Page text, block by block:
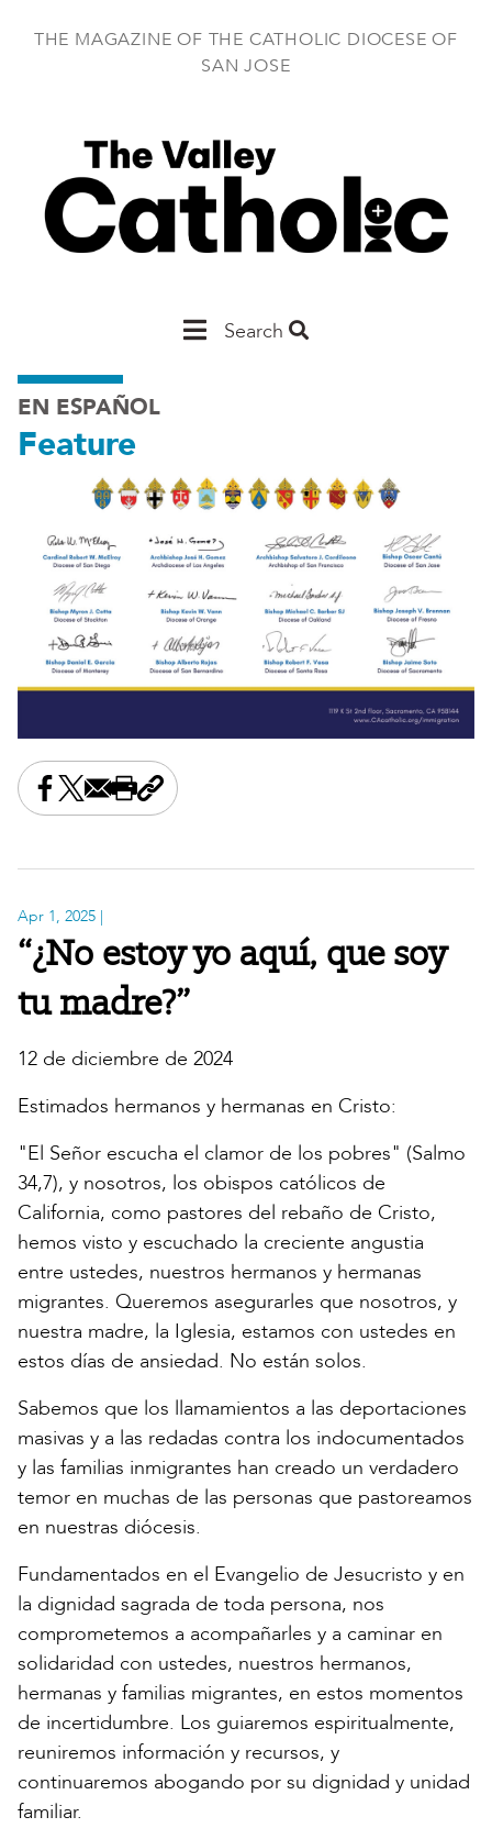
THE MAGAZINE OF THE CATHOLIC DIOCESE OF
SAN JOSE
MainSearch
EN ESPAÑOL
Feature
Share this on Facebook
Share this on X
Share this by email
Print this page
Copy the page address
Apr 1, 2025 |
“¿No estoy yo aquí, que soy
tu madre?”
12 de diciembre de 2024
Estimados hermanos y hermanas en Cristo:
"El Señor escucha el clamor de los pobres" (Salmo
34,7), y nosotros, los obispos católicos de
California, como pastores del rebaño de Cristo,
hemos visto y escuchado la creciente angustia
entre ustedes, nuestros hermanos y hermanas
migrantes. Queremos asegurarles que nosotros, y
nuestra madre, la Iglesia, estamos con ustedes en
estos días de ansiedad. No están solos.
Sabemos que los llamamientos a las deportaciones
masivas y a las redadas contra los indocumentados
y las familias inmigrantes han creado un verdadero
temor en muchas de las personas que pastoreamos
en nuestras diócesis.
Fundamentados en el Evangelio de Jesucristo y en
la dignidad sagrada de toda persona, nos
comprometemos a acompañarles y a caminar en
solidaridad con ustedes, nuestros hermanos,
hermanas y familias migrantes, en estos momentos
de incertidumbre. Los guiaremos espiritualmente,
reuniremos información y recursos, y
continuaremos abogando por su dignidad y unidad
familiar.